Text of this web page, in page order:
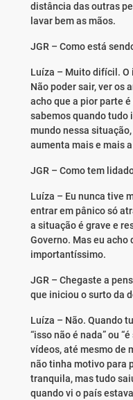
distância das outras
lavar bem as mãos.
JGR – Como está
Luíza – Muito difícil. O
Não poder sair, ver os
acho que a pior parte
sabemos quando tudo
mundo nessa
aumenta mais e mais
JGR – Como tem
Luíza – Eu nunca tive
entrar em pânico só
a situação é grave e
Governo. Mas eu acho
importantíssimo.
JGR – Chegaste a
que iniciou o surto da
Luíza – Não. Quando
“isso não é nada” ou
vídeos, até mesmo de
não tinha motivo para
tranquila, mas tudo
quando vi o país